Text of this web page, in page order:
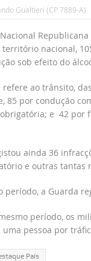
Gualtieri (CP 7889-A)
território nacional,
sob efeito do
refere ao trânsito,
85 por condução
e 42 por
ainda 36
e outras tantas
período, a Guarda
período, os
pessoa por
País